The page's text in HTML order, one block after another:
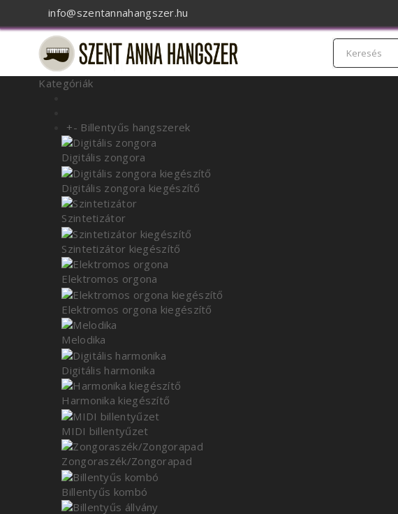
info@szentannahangszer.hu
Kategóriák
+- Billentyűs hangszerek
Digitális zongora
Digitális zongora kiegészítő
Szintetizátor
Szintetizátor kiegészítő
Elektromos orgona
Elektromos orgona kiegészítő
Melodika
Digitális harmonika
Harmonika kiegészítő
MIDI billentyűzet
Zongoraszék/Zongorapad
Billentyűs kombó